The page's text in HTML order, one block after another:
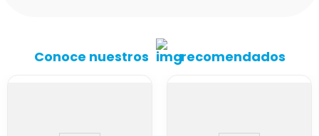
Conoce nuestros recomendados